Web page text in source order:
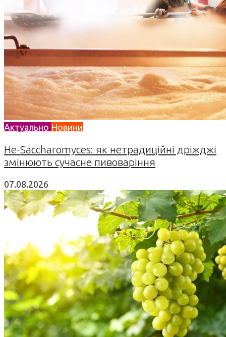
Актуально Новини
Не-Saccharomyces: як нетрадиційні дріжджі
змінюють сучасне пивоваріння
07.08.2026